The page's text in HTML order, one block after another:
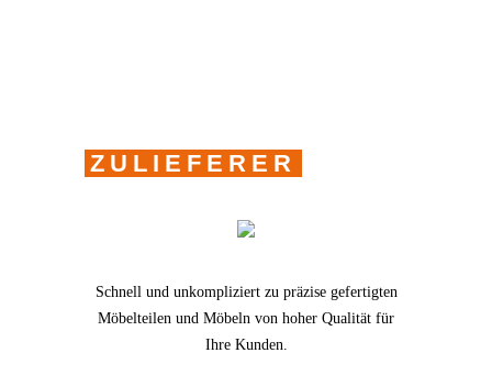
ZULIEFERER
Schnell und unkompliziert zu präzise gefertigten
Möbelteilen und Möbeln von hoher Qualität für
Ihre Kunden.